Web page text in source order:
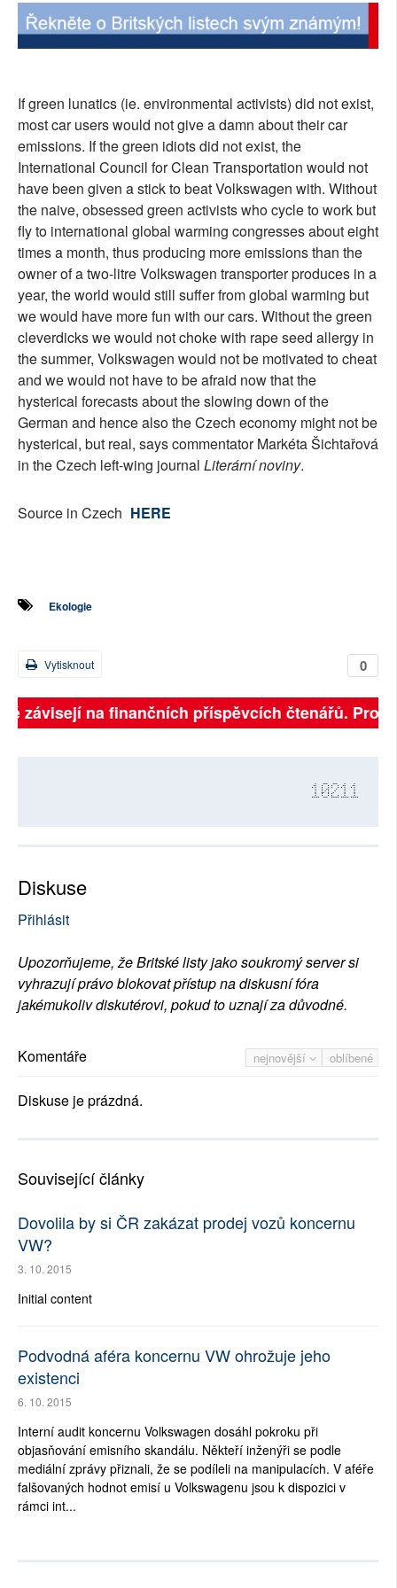
SOCIÁLNÍ SÍTĚ
PLNÁ VERZE STRÁNEK
If green lunatics (ie. environmental activists) did not exist,
most car users would not give a damn about their car
emissions. If the green idiots did not exist, the
International Council for Clean Transportation would not
have been given a stick to beat Volkswagen with. Without
the naive, obsessed green activists who cycle to work but
fly to international global warming congresses about eight
times a month, thus producing more emissions than the
owner of a two-litre Volkswagen transporter produces in a
year, the world would still suffer from global warming but
we would have more fun with our cars. Without the green
cleverdicks we would not choke with rape seed allergy in
the summer, Volkswagen would not be motivated to cheat
and we would not have to be afraid now that the
hysterical forecasts about the slowing down of the
German and hence also the Czech economy might not be
hysterical, but real, says commentator Markéta Šichtařová
in the Czech left-wing journal Literární noviny.
Source in Czech HERE
Ekologie
0
Vytisknout
závisejí na finančních příspěvcích čtenářů.
10211
Diskuse
Přihlásit
Upozorňujeme, že Britské listy jako soukromý server si
vyhrazují právo blokovat přístup na diskusní fóra
jakémukoliv diskutérovi, pokud to uznají za důvodné.
nejnovější oblíbené
Komentáře
Diskuse je prázdná.
Související články
Dovolila by si ČR zakázat prodej vozů koncernu
VW?
3. 10. 2015
Initial content
Podvodná aféra koncernu VW ohrožuje jeho
existenci
6. 10. 2015
Interní audit koncernu Volkswagen dosáhl pokroku při
objasňování emisního skandálu. Někteří inženýři se podle
mediální zprávy přiznali, že se podíleli na manipulacích. V aféře
falšovaných hodnot emisí u Volkswagenu jsou k dispozici v
rámci int...